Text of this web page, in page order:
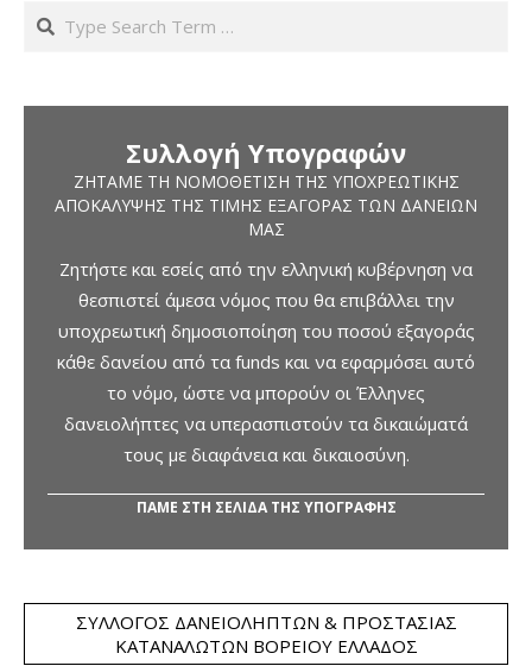
Search
Συλλογή Υπογραφών
ΖΗΤΆΜΕ ΤΗ ΝΟΜΟΘΈΤΙΣΗ ΤΗΣ ΥΠΟΧΡΕΩΤΙΚΉΣ
ΑΠΟΚΆΛΥΨΗΣ ΤΗΣ ΤΙΜΉΣ ΕΞΑΓΟΡΆΣ ΤΩΝ ΔΑΝΕΊΩΝ
ΜΑΣ
Ζητήστε και εσείς από την ελληνική κυβέρνηση να
θεσπιστεί άμεσα νόμος που θα επιβάλλει την
υποχρεωτική δημοσιοποίηση του ποσού εξαγοράς
κάθε δανείου από τα funds και να εφαρμόσει αυτό
το νόμο, ώστε να μπορούν οι Έλληνες
δανειολήπτες να υπερασπιστούν τα δικαιώματά
τους με διαφάνεια και δικαιοσύνη.
ΠΑΜΕ ΣΤΗ ΣΕΛΙΔΑ ΤΗΣ ΥΠΟΓΡΑΦΗΣ
ΣΎΛΛΟΓΟΣ ΔΑΝΕΙΟΛΗΠΤΏΝ & ΠΡΟΣΤΑΣΊΑΣ
ΚΑΤΑΝΑΛΩΤΏΝ ΒΟΡΕΊΟΥ ΕΛΛΆΔΟΣ